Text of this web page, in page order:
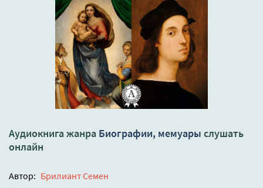
Аудиокнига жанра Биографии, мемуары слушать
онлайн
Автор: Брилиант Семен